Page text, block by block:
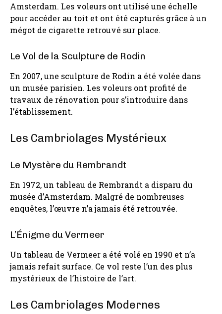
Amsterdam. Les voleurs ont utilisé une échelle
pour accéder au toit et ont été capturés grâce à un
mégot de cigarette retrouvé sur place.
Le Vol de la Sculpture de Rodin
En 2007, une sculpture de Rodin a été volée dans
un musée parisien. Les voleurs ont profité de
travaux de rénovation pour s’introduire dans
l’établissement.
Les Cambriolages Mystérieux
Le Mystère du Rembrandt
En 1972, un tableau de Rembrandt a disparu du
musée d’Amsterdam. Malgré de nombreuses
enquêtes, l’œuvre n’a jamais été retrouvée.
L’Énigme du Vermeer
Un tableau de Vermeer a été volé en 1990 et n’a
jamais refait surface. Ce vol reste l’un des plus
mystérieux de l’histoire de l’art.
Les Cambriolages Modernes